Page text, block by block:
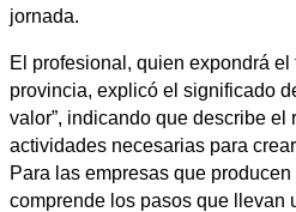
jornada.
El profesional, quien expondrá
provincia, explicó el significado
valor”, indicando que describe el
actividades necesarias para
Para las empresas que
comprende los pasos que llevan